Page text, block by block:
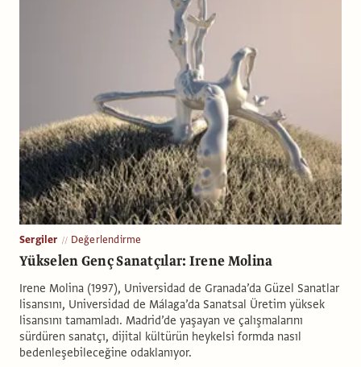
Sergiler Değerlendirme
Yükselen Genç Sanatçılar: Irene Molina
Irene Molina (1997), Universidad de Granada’da Güzel Sanatlar
lisansını, Universidad de Málaga’da Sanatsal Üretim yüksek
lisansını tamamladı. Madrid’de yaşayan ve çalışmalarını
sürdüren sanatçı, dijital kültürün heykelsi formda nasıl
bedenleşebileceğine odaklanıyor.